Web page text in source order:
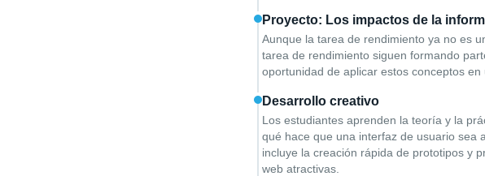
Proyecto: Los impactos de la
Aunque la tarea de rendimiento ya no es
tarea de rendimiento siguen formando
oportunidad de aplicar estos conceptos en
Desarrollo creativo
Los estudiantes aprenden la teoría y la
qué hace que una interfaz de usuario sea
incluye la creación rápida de prototipos y
web atractivas.